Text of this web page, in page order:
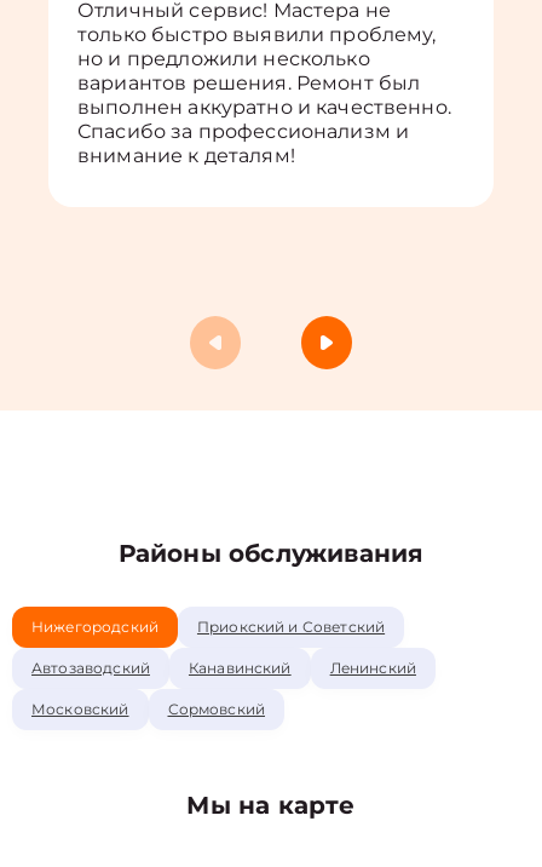
Отличный сервис! Мастера не
только быстро выявили проблему,
но и предложили несколько
вариантов решения. Ремонт был
выполнен аккуратно и качественно.
Спасибо за профессионализм и
внимание к деталям!
Районы обслуживания
Нижегородский Приокский и Советский
Автозаводский Канавинский Ленинский
Московский Сормовский
Мы на карте